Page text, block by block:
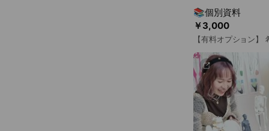
￥3,000
📚個別資料
【有料オプション